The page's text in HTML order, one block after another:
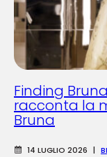
Finding
racconta la
Bruna
14 LUGLIO 2026 |